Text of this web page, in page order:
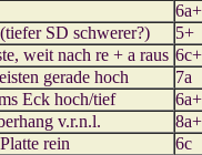
6a+
SD schwerer?)
5+
weit nach re + a raus 6c+
gerade hoch
7a
Eck hoch/tief
v.r.n.l.
8a+
rein
6c